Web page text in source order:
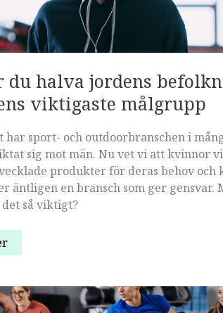
du halva jordens
viktigaste målgrupp
har sport- och outdoorbranschen i
sig mot män. Nu vet vi att kvinnor
produkter för deras behov och
äntligen en bransch som ger gensvar.
så viktigt?